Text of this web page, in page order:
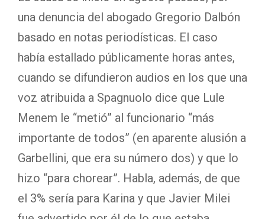
una denuncia del abogado Gregorio Dalbón
basado en notas periodísticas. El caso
había estallado públicamente horas antes,
cuando se difundieron audios en los que una
voz atribuida a Spagnuolo dice que Lule
Menem le “metió” al funcionario “más
importante de todos” (en aparente alusión a
Garbellini, que era su número dos) y que lo
hizo “para chorear”. Habla, además, de que
el 3% sería para Karina y que Javier Milei